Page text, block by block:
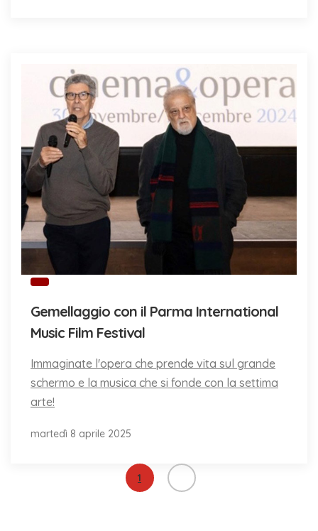
Gemellaggio con il Parma International
Music Film Festival
Immaginate l'opera che prende vita sul grande
schermo e la musica che si fonde con la settima
arte!
martedì 8 aprile 2025
1